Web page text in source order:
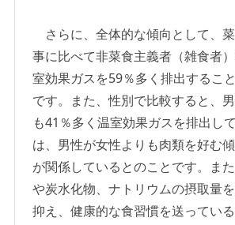
さらに、全体的な傾向として、
事に比べて非菜食主義者（雑食者
室効果ガスを59％多く排出するこ
です。また、性別で比較すると、
も41％多く温室効果ガスを排出し
は、男性が女性よりも肉類を好む
が関係しているとのことです。ま
や炭水化物、ナトリウムの摂取量
抑え、健康的な食習慣を送ってい